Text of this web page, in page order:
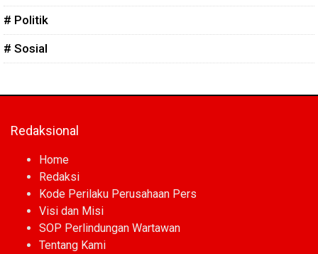
# Politik
# Sosial
Redaksional
Home
Redaksi
Kode Perilaku Perusahaan Pers
Visi dan Misi
SOP Perlindungan Wartawan
Tentang Kami